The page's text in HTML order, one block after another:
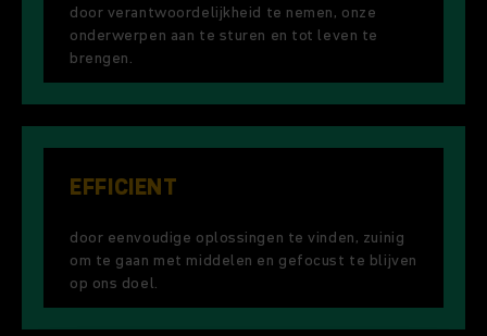
door verantwoordelijkheid te nemen, onze
onderwerpen aan te sturen en tot leven te
brengen.
EFFICIENT
door eenvoudige oplossingen te vinden, zuinig
om te gaan met middelen en gefocust te blijven
op ons doel.